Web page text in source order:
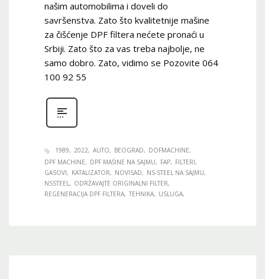
našim automobilima i doveli do
savršenstva. Zato što kvalitetnije mašine
za čišćenje DPF filtera nećete pronaći u
Srbiji. Zato što za vas treba najbolje, ne
samo dobro. Zato, vidimo se Pozovite 064
100 92 55
1989 2022 AUTO BEOGRAD
DOFMACHINE
DPF MACHINE
DPF MAŠINE NA SAJMU FAP
FILTERI
GASOVI
KATALIZATOR NOVISAD
NS-STEEL NA SAJMU
NSSTEEL
ODRŽAVAJTE ORIGINALNI FILTER
REGENERACIJA DPF FILTERA TEHNIKA USLUGA